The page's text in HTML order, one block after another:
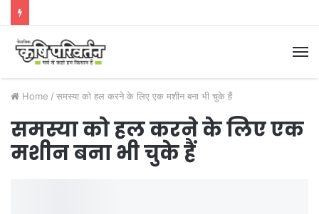
Home / समस्या को हल करने के लिए एक मशीन बना भी चुके हैं
समस्या को हल करने के लिए एक
मशीन बना भी चुके हैं